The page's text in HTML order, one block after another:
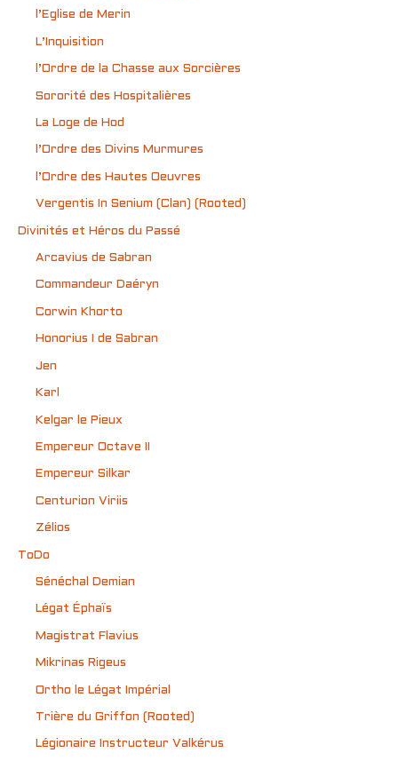
l’Eglise de Merin
L’Inquisition
l’Ordre de la Chasse aux Sorcières
Sororité des Hospitalières
La Loge de Hod
l’Ordre des Divins Murmures
l’Ordre des Hautes Oeuvres
Vergentis In Senium (Clan) (Rooted)
Divinités et Héros du Passé
Arcavius de Sabran
Commandeur Daéryn
Corwin Khorto
Honorius I de Sabran
Jen
Karl
Kelgar le Pieux
Empereur Octave II
Empereur Silkar
Centurion Viriis
Zélios
ToDo
Sénéchal Demian
Légat Éphaïs
Magistrat Flavius
Mikrinas Rigeus
Ortho le Légat Impérial
Trière du Griffon (Rooted)
Légionaire Instructeur Valkérus